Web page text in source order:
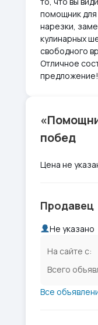
помощник
нарезки,
кулинарных
свободного
Отличное
предложение!
побед
Цена не
Продавец
Не указано
На сайте с:
Всего
Все